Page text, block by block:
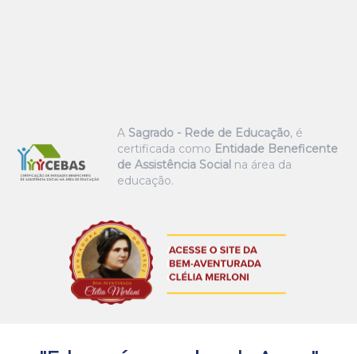
A Sagrado - Rede de Educação, é
certificada como Entidade Beneficente
de Assistência Social na área da
educação.